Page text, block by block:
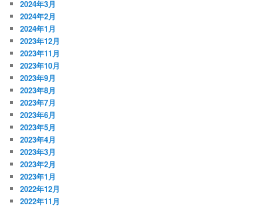
2024年3月
2024年2月
2024年1月
2023年12月
2023年11月
2023年10月
2023年9月
2023年8月
2023年7月
2023年6月
2023年5月
2023年4月
2023年3月
2023年2月
2023年1月
2022年12月
2022年11月